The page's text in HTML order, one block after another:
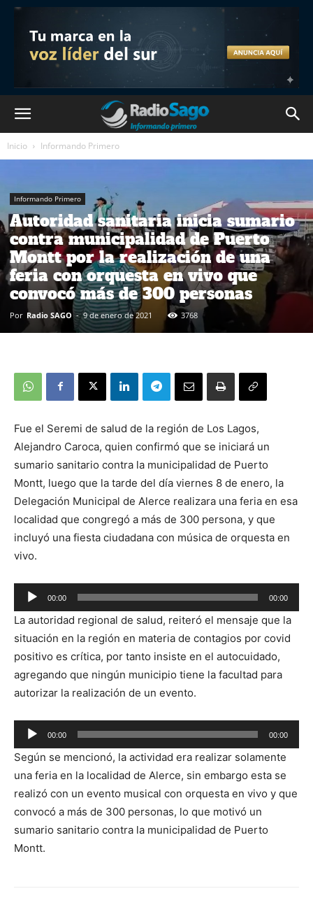
Inicio Informando Primero
Informando Primero
Autoridad sanitaria inicia sumario
contra municipalidad de Puerto
Montt por la realización de una
feria con orquesta en vivo que
convocó más de 300 personas
Por Radio SAGO - 9 de enero de 2021 3768
Fue el Seremi de salud de la región de Los Lagos,
Alejandro Caroca, quien confirmó que se iniciará un
sumario sanitario contra la municipalidad de Puerto
Montt, luego que la tarde del día viernes 8 de enero, la
Delegación Municipal de Alerce realizara una feria en esa
localidad que congregó a más de 300 persona, y que
incluyó una fiesta ciudadana con música de orquesta en
vivo.
Reproductor
de
audio
00:00 00:00
La autoridad regional de salud, reiteró el mensaje que la
situación en la región en materia de contagios por covid
positivo es crítica, por tanto insiste en el autocuidado,
agregando que ningún municipio tiene la facultad para
autorizar la realización de un evento.
Reproductor
de
audio
00:00 00:00
Según se mencionó, la actividad era realizar solamente
una feria en la localidad de Alerce, sin embargo esta se
realizó con un evento musical con orquesta en vivo y que
convocó a más de 300 personas, lo que motivó un
sumario sanitario contra la municipalidad de Puerto
Montt.